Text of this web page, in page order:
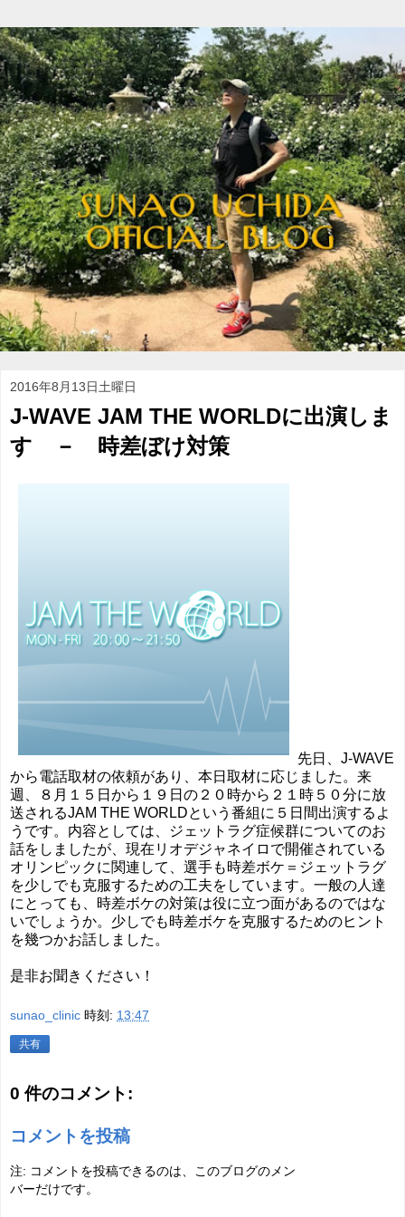
2016年8月13日土曜日
J-WAVE JAM THE WORLDに出演しま
す － 時差ぼけ対策
先日、J-WAVE
から電話取材の依頼があり、本日取材に応じました。来
週、８月１５日から１９日の２０時から２１時５０分に放
送されるJAM THE WORLDという番組に５日間出演するよ
うです。内容としては、ジェットラグ症候群についてのお
話をしましたが、現在リオデジャネイロで開催されている
オリンピックに関連して、選手も時差ボケ＝ジェットラグ
を少しでも克服するための工夫をしています。一般の人達
にとっても、時差ボケの対策は役に立つ面があるのではな
いでしょうか。少しでも時差ボケを克服するためのヒント
を幾つかお話しました。
是非お聞きください！
sunao_clinic 時刻: 13:47
共有
0 件のコメント:
コメントを投稿
注: コメントを投稿できるのは、このブログのメン
バーだけです。